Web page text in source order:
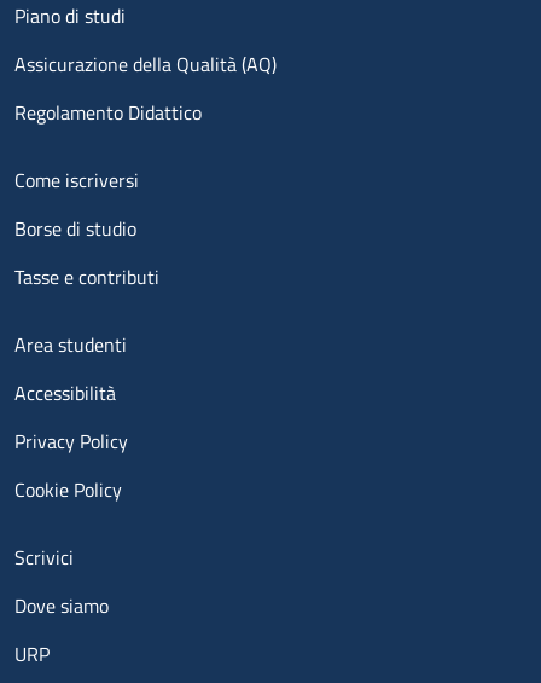
Piano di studi
Assicurazione della Qualità (AQ)
Regolamento Didattico
Menu footer 2
Come iscriversi
Borse di studio
Tasse e contributi
Menu footer 3
Area studenti
Accessibilità
Privacy Policy
Cookie Policy
Menu contatti
Scrivici
Dove siamo
URP